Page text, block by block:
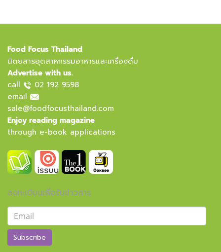
Food Focus Thailand
นิตยสารอุตสาหกรรมอาหารและเครื่องดื่ม
Advertise with us.
call
02 192 9598
email
sale@foodfocusthailand.com
Enjoy reading magazine
through e-book applications
ลงทะเบียนเพื่อรับข่าวสาร
Subscribe